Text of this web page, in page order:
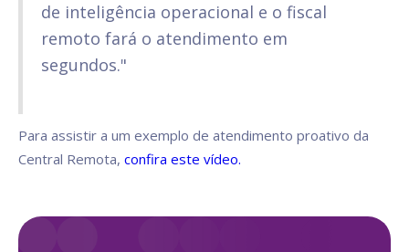
de inteligência operacional e o fiscal
remoto fará o atendimento em
segundos."
Para assistir a um exemplo de atendimento proativo da
Central Remota, confira este vídeo.